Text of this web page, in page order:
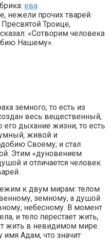
ева
нежели прочих тварей.
Троице,
«Сотворим человека
Нашему».
земного, то есть из
весь вещественный,
дыхание жизни, то есть
живой и
Своему; и стал
Этим «дуновением
и отличается человек
к двум мирам: телом
земному, а душой
небесному. В момент
и тело перестает жить,
жить в невидимом мире.
Адам, что значит